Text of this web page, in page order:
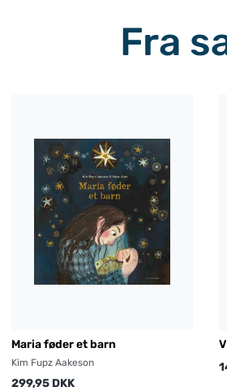
Fra
Maria føder et barn
Kim Fupz Aakeson
299,95 DKK